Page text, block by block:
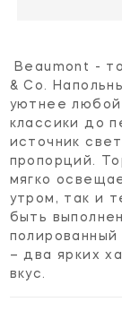
Beaumont -
& Co.
уютнее любой
классики до
источник
пропорций.
мягко
утром, так и
быть
полированный
– два ярких
вкус.